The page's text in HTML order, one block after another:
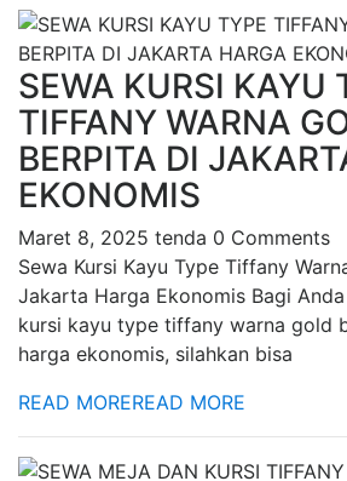
SEWA KURSI KAYU
TIFFANY WARNA
BERPITA DI
EKONOMIS
Maret 8, 2025 tenda 0 Comments
Sewa Kursi Kayu Type Tiffany
Jakarta Harga Ekonomis Bagi
kursi kayu type tiffany warna gold
harga ekonomis, silahkan bisa
READ MOREREAD MORE